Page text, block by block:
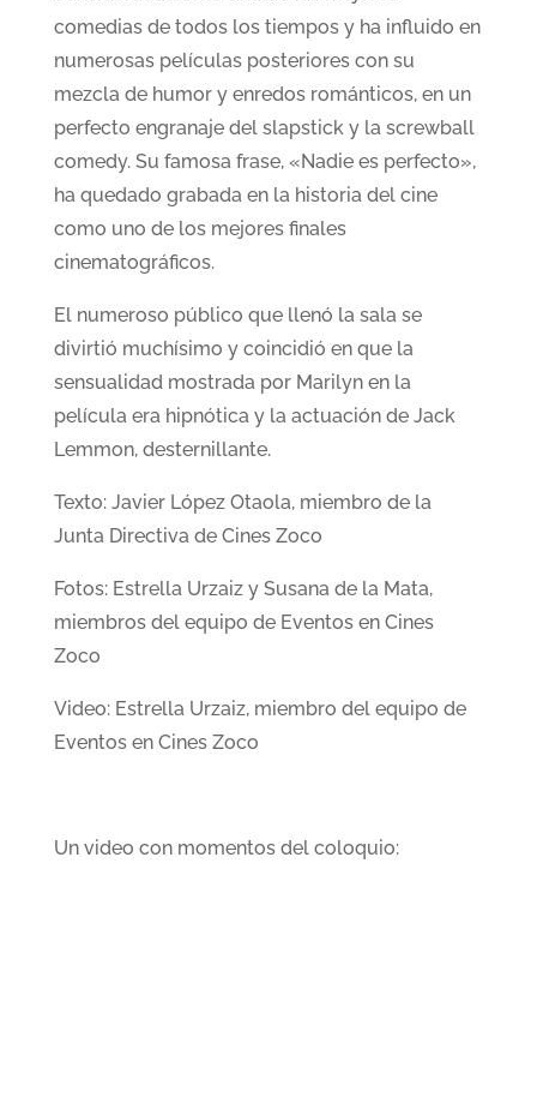
comedias de todos los tiempos y ha influido en
numerosas películas posteriores con su
mezcla de humor y enredos románticos, en un
perfecto engranaje del slapstick y la screwball
comedy. Su famosa frase, «Nadie es perfecto»,
ha quedado grabada en la historia del cine
como uno de los mejores finales
cinematográficos.
El numeroso público que llenó la sala se
divirtió muchísimo y coincidió en que la
sensualidad mostrada por Marilyn en la
película era hipnótica y la actuación de Jack
Lemmon, desternillante.
Texto: Javier López Otaola, miembro de la
Junta Directiva de Cines Zoco
Fotos: Estrella Urzaiz y Susana de la Mata,
miembros del equipo de Eventos en Cines
Zoco
Video: Estrella Urzaiz, miembro del equipo de
Eventos en Cines Zoco
Un video con momentos del coloquio: